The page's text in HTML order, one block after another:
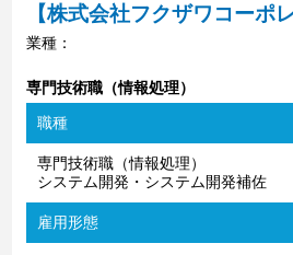
【株式会社フクザワコーポ
業種：
専門技術職（情報処理）
職種
専門技術職（情報処理）
システム開発・システム開発補佐
雇用形態